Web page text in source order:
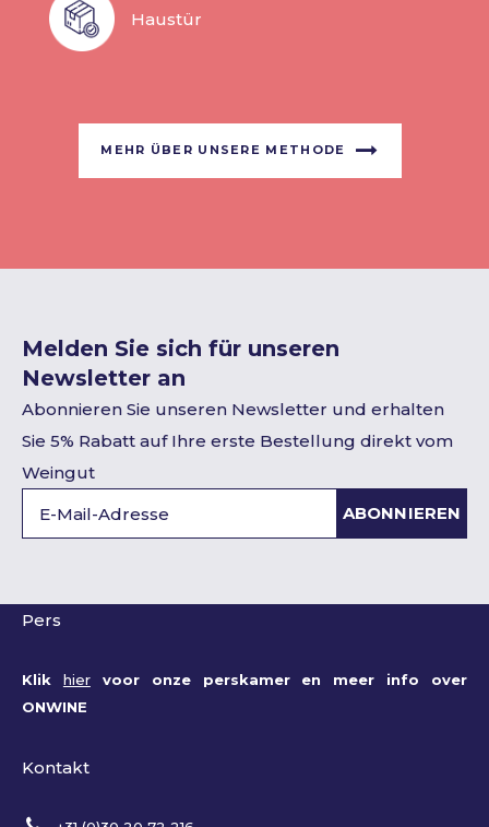
Haustür
MEHR ÜBER UNSERE METHODE
Melden Sie sich für unseren
Newsletter an
Abonnieren Sie unseren Newsletter und erhalten
Sie 5% Rabatt auf Ihre erste Bestellung direkt vom
Weingut
ABONNIEREN
Pers
Klik hiervoor onze perskamer en meer info over
ONWINE
Kontakt